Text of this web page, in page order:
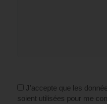
J'accepte que les
soient utilisées pour me